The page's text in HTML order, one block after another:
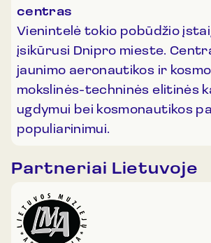
centras
Vienintelė tokio pobūdžio
įsikūrusi Dnipro mieste.
jaunimo aeronautikos ir
mokslinės-techninės elitinės
ugdymui bei kosmonautikos
populiarinimui.
Partneriai Lietuvoje